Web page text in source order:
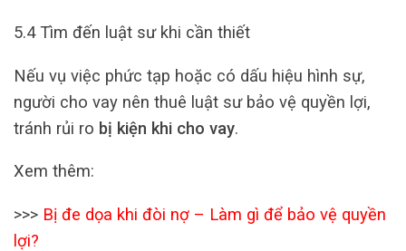
5.4 Tìm đến luật sư khi cần thiết
Nếu vụ việc phức tạp hoặc có dấu hiệu hình sự,
người cho vay nên thuê luật sư bảo vệ quyền lợi,
tránh rủi ro bị kiện khi cho vay.
Xem thêm:
>>> Bị đe dọa khi đòi nợ – Làm gì để bảo vệ quyền
lợi?